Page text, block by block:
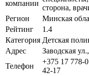
компании
сторона,
Регион
Минская
Рейтинг
1.4
Категория Детская
Адрес
Заводская
Телефон
+375 17 778-
42-17